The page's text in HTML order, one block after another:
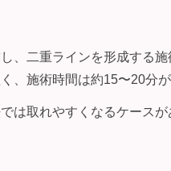
、二重ラインを形成する
、施術時間は約15〜20分が
は取れやすくなるケース